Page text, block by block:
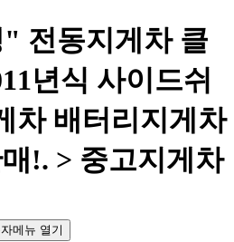
전동지게차 클
년식 사이드쉬
차 배터리지게차
!. > 중고지게차
메뉴 열기